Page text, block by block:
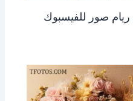
صور للفيسبوك